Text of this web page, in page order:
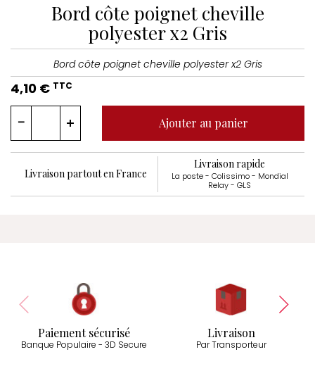
Bord côte poignet cheville
polyester x2 Gris
Bord côte poignet cheville polyester x2 Gris
4,10 € TTC
Ajouter au panier
Livraison partout en France
Livraison rapide
La poste - Colissimo - Mondial
Relay - GLS
Paiement sécurisé
Banque Populaire - 3D Secure
Livraison
Par Transporteur